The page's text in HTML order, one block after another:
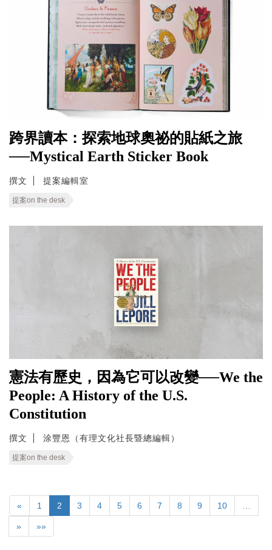
跨界讀本：探索地球奧祕的貼紙之旅
──Mystical Earth Sticker Book
撰文 提案編輯室
提案on the desk
憲法有歷史，因為它可以改變──We the
People: A History of the U.S.
Constitution
撰文 涂豐恩（有理文化社長暨總編輯）
提案on the desk
« 1 2 3 4 5 6 7 8 9 10
» »»